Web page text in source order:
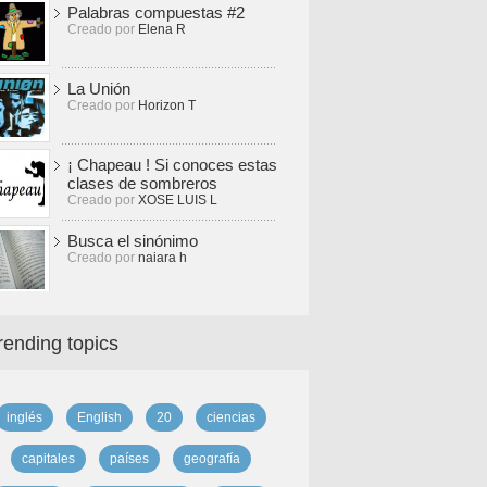
Palabras compuestas #2
Creado por Elena R
La Unión
Creado por Horizon T
¡ Chapeau ! Si conoces estas
clases de sombreros
Creado por XOSE LUIS L
Busca el sinónimo
Creado por naiara h
topics
inglés English 20 ciencias
capitales países geografía